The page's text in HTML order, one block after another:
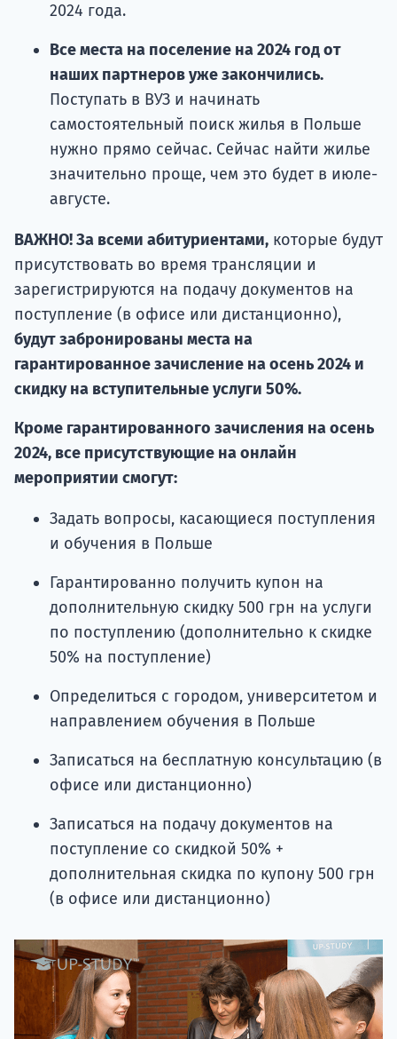
2024 года.
Все места на поселение на 2024 год от
наших партнеров уже закончились.
Поступать в ВУЗ и начинать
самостоятельный поиск жилья в Польше
нужно прямо сейчас. Сейчас найти жилье
значительно проще, чем это будет в июле-
августе.
ВАЖНО! За всеми абитуриентами, которые будут
присутствовать во время трансляции и
зарегистрируются на подачу документов на
поступление (в офисе или дистанционно),
будут забронированы места на
гарантированное зачисление на осень 2024 и
скидку на вступительные услуги 50%.
Кроме гарантированного зачисления на осень
2024, все присутствующие на онлайн
мероприятии смогут:
Задать вопросы, касающиеся поступления
и обучения в Польше
Гарантированно получить купон на
дополнительную скидку 500 грн на услуги
по поступлению (дополнительно к скидке
50% на поступление)
Определиться с городом, университетом и
направлением обучения в Польше
Записаться на бесплатную консультацию (в
офисе или дистанционно)
Записаться на подачу документов на
поступление со скидкой 50% +
дополнительная скидка по купону 500 грн
(в офисе или дистанционно)